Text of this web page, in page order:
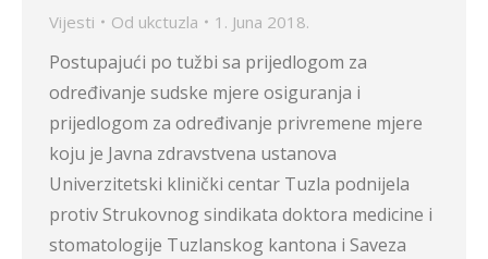
Vijesti Od ukctuzla 1. Juna 2018.
Postupajući po tužbi sa prijedlogom za
određivanje sudske mjere osiguranja i
prijedlogom za određivanje privremene mjere
koju je Javna zdravstvena ustanova
Univerzitetski klinički centar Tuzla podnijela
protiv Strukovnog sindikata doktora medicine i
stomatologije Tuzlanskog kantona i Saveza